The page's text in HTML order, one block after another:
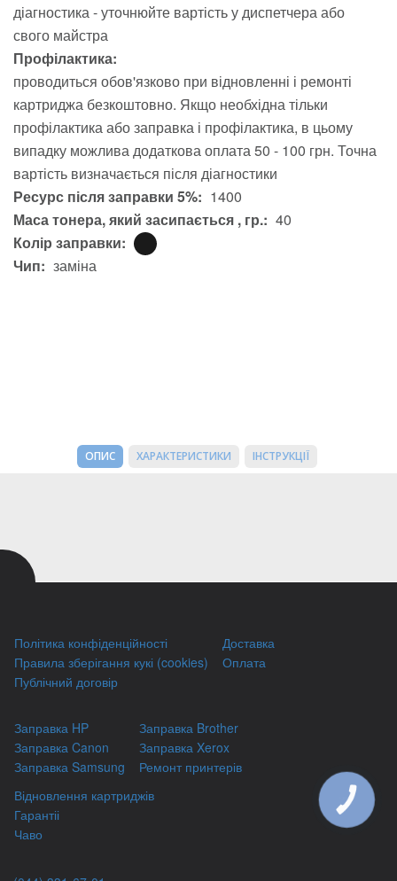
діагностика - уточнюйте вартість у диспетчера або
свого майстра
Профілактика:
проводиться обов'язково при відновленні і ремонті
картриджа безкоштовно. Якщо необхідна тільки
профілактика або заправка і профілактика, в цьому
випадку можлива додаткова оплата 50 - 100 грн. Точна
вартість визначається після діагностики
Ресурс після заправки 5%: 1400
Маса тонера, який засипається , гр.: 40
Колір заправки:
Чип: заміна
ОПИС ХАРАКТЕРИСТИКИ ІНСТРУКЦІЇ
Політика конфіденційності
Правила зберігання кукі (cookies)
Публічний договір
Доставка
Оплата
Заправка HP
Заправка Canon
Заправка Samsung
Заправка Brother
Заправка Xerox
Ремонт принтерів
Відновлення картриджів
Гарантіі
Чаво
КНОПКА
ЗВ'ЯЗКУ